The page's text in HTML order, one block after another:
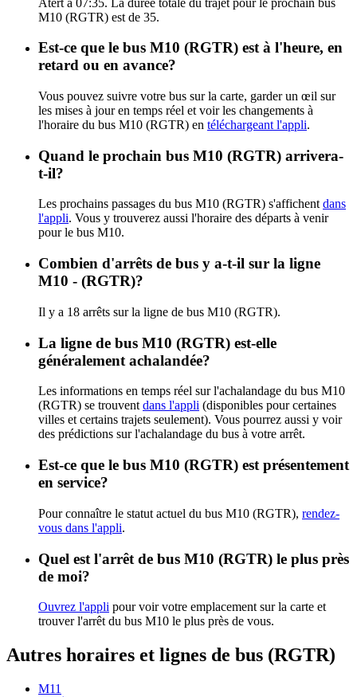
M10 (RGTR) est de 35.
Est-ce que le bus M10 (RGTR) est à l'heure, en
retard ou en avance?
Vous pouvez suivre votre bus sur la carte, garder un œil sur
les mises à jour en temps réel et voir les changements à
l'horaire du bus M10 (RGTR) en téléchargeant l'appli.
Quand le prochain bus M10 (RGTR) arrivera-
t-il?
Les prochains passages du bus M10 (RGTR) s'affichentdans
l'appli. Vous y trouverez aussi l'horaire des départs à venir
pour le bus M10.
Combien d'arrêts de bus y a-t-il sur la ligne
M10 - (RGTR)?
Il y a 18 arrêts sur la ligne de bus M10 (RGTR).
La ligne de bus M10 (RGTR) est-elle
généralement achalandée?
Les informations en temps réel sur l'achalandage du bus M10
(RGTR) se trouvent dans l'appli (disponibles pour certaines
villes et certains trajets seulement). Vous pourrez aussi y voir
des prédictions sur l'achalandage du bus à votre arrêt.
Est-ce que le bus M10 (RGTR) est présentement
en service?
Pour connaître le statut actuel du bus M10 (RGTR), rendez-
vous dans l'appli.
Quel est l'arrêt de bus M10 (RGTR) le plus près
de moi?
Ouvrez l'appli pour voir votre emplacement sur la carte et
trouver l'arrêt du bus M10 le plus près de vous.
Autres horaires et lignes de bus (RGTR)
M11